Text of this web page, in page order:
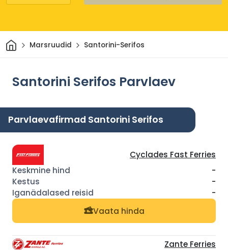
Avaleht
Marsruudid Santorini-Serifos
Santorini Serifos Parvlaev
Parvlaevafirmad Santorini Serifos
Cyclades Fast Ferries
-
-
-
Vaata hinda
Zante Ferries